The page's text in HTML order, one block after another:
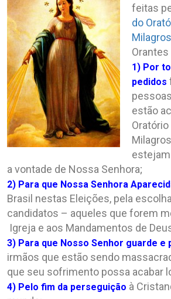
feitas
do
1) Por
pedidos
estão
a vontade de Nossa Senhora;
2) Para que Nossa Senhora
Brasil nestas Eleições, pela
candidatos – aqueles que forem
Igreja e aos Mandamentos de
3) Para que Nosso Senhor guarde e
irmãos que estão sendo
que seu sofrimento possa acabar
4) Pelo fim da perseguição à